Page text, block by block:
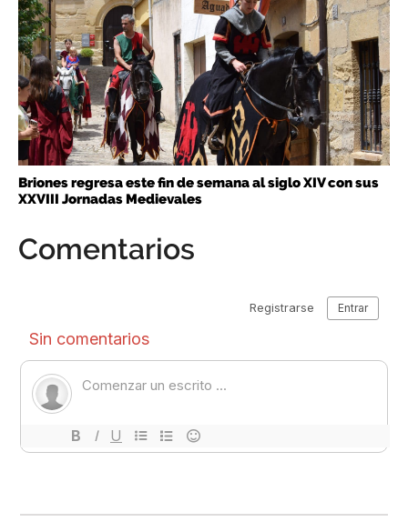
Briones regresa este fin de semana al siglo XIV con sus
XXVIII Jornadas Medievales
Comentarios